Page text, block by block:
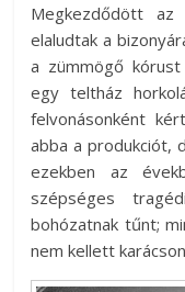
Megkezdődött
elaludtak a
a zümmögő
egy teltház
felvonásonként
abba a produkciót,
ezekben az
szépséges
bohózatnak tűnt;
nem kellett